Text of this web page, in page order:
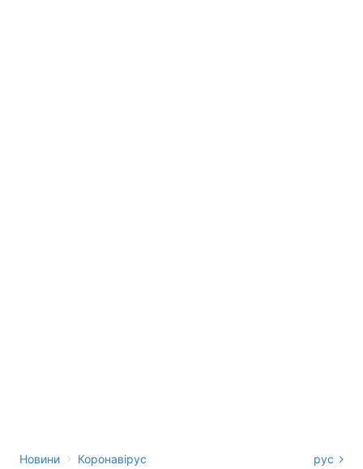
Новини › Коронавірус рус